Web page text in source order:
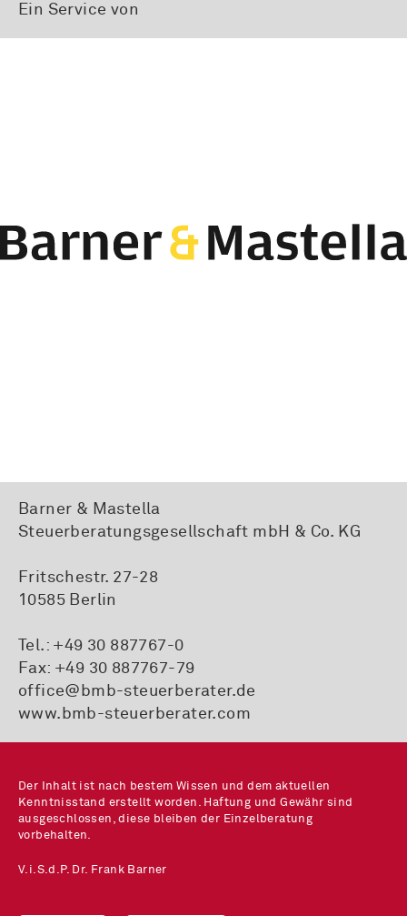
Ein Service von
Barner & Mastella
Steuerberatungsgesellschaft mbH & Co. KG
Fritschestr. 27-28
10585 Berlin
Tel.: +49 30 887767-0
Fax: +49 30 887767-79
office@bmb-steuerberater.de
www.bmb-steuerberater.com
Der Inhalt ist nach bestem Wissen und dem aktuellen
Kenntnisstand erstellt worden. Haftung und Gewähr sind
ausgeschlossen, diese bleiben der Einzelberatung
vorbehalten.
V.i.S.d.P. Dr. Frank Barner